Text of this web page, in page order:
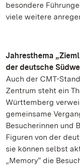
besondere
viele weitere
Jahresthema
der deutsche
Auch der CMT-
Zentrum steht ein
Württemberg
gemeinsame
Besucherinnen und
Figuren von der
sie können selbst
„Memory“ die